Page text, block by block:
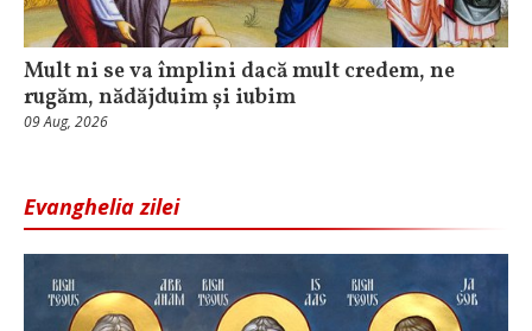
Mult ni se va împlini dacă mult credem, ne
rugăm, nădăjduim și iubim
09 Aug, 2026
Evanghelia zilei